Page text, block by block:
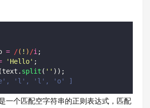
= /( ! ) /i ;
' Hello' ;
(text. split ( '' ));
'l', 'l', 'o' ]
一个匹配空字符串的正则表达式，匹配